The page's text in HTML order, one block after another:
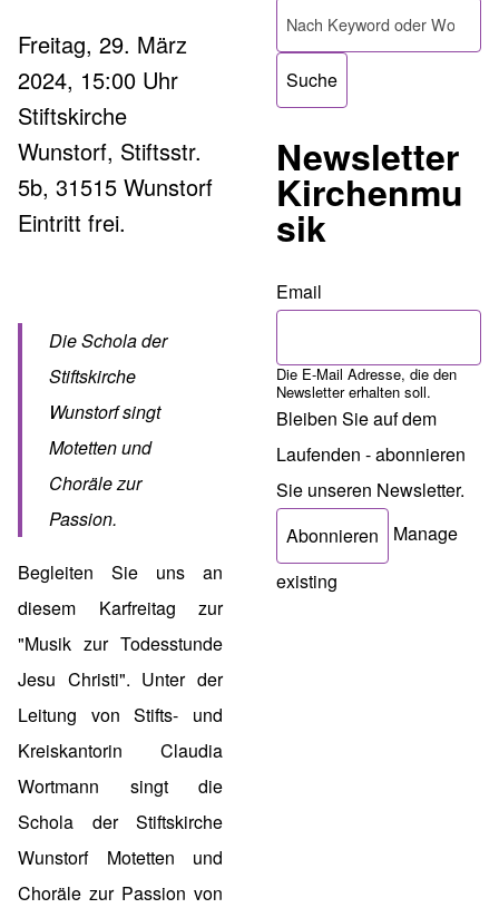
Freitag, 29. März
2024, 15:00 Uhr
Stiftskirche
Wunstorf, Stiftsstr.
5b, 31515 Wunstorf
Eintritt frei.
Die Schola der
Stiftskirche
Wunstorf singt
Motetten und
Choräle zur
Passion.
Begleiten Sie uns an
diesem Karfreitag zur
"Musik zur Todesstunde
Jesu Christi". Unter der
Leitung von Stifts- und
Kreiskantorin Claudia
Wortmann singt die
Schola der Stiftskirche
Wunstorf Motetten und
Choräle zur Passion von
Suche
Newsletter
Kirchenmu
sik
Email
Die E-Mail Adresse, die den
Newsletter erhalten soll.
Bleiben Sie auf dem
Laufenden - abonnieren
Sie unseren Newsletter.
Manage
existing